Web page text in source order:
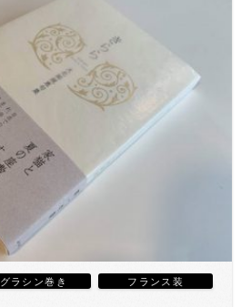
グラシン巻き フランス装